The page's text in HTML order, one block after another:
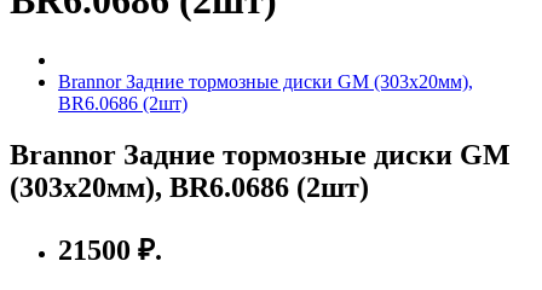
Brannor Задние тормозные диски GM (303x20мм),
BR6.0686 (2шт)
Brannor Задние тормозные диски GM
(303x20мм), BR6.0686 (2шт)
21500 ₽.